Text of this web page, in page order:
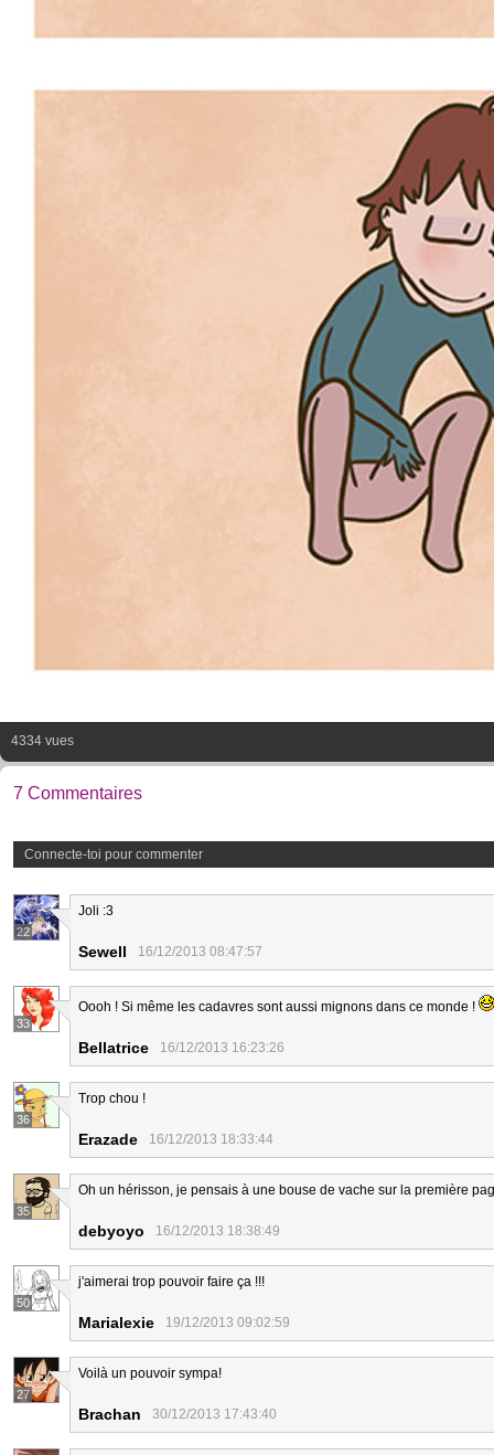
4334 vues
7 Commentaires
Connecte-toi pour commenter
22
Joli :3
Sewell 16/12/2013 08:47:57
33
Oooh ! Si même les cadavres sont aussi mignons dans ce monde !
Bellatrice 16/12/2013 16:23:26
36
Trop chou !
Erazade 16/12/2013 18:33:44
35
Oh un hérisson, je pensais à une bouse de vache sur la première
debyoyo 16/12/2013 18:38:49
50
j'aimerai trop pouvoir faire ça !!!
Marialexie 19/12/2013 09:02:59
27
Voilà un pouvoir sympa!
Brachan 30/12/2013 17:43:40